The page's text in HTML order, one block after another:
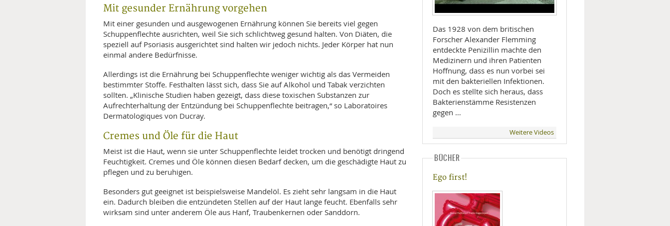
Mit gesunder Ernährung vorgehen
Mit einer gesunden und ausgewogenen Ernährung können Sie bereits viel gegen
Schuppenflechte ausrichten, weil Sie sich schlichtweg gesund halten. Von Diäten, die
speziell auf Psoriasis ausgerichtet sind halten wir jedoch nichts. Jeder Körper hat nun
einmal andere Bedürfnisse.
Allerdings ist die Ernährung bei Schuppenflechte weniger wichtig als das Vermeiden
bestimmter Stoffe. Festhalten lässt sich, dass Sie auf Alkohol und Tabak verzichten
sollten. „Klinische Studien haben gezeigt, dass diese toxischen Substanzen zur
Aufrechterhaltung der Entzündung bei Schuppenflechte beitragen,“ so Laboratoires
Dermatologiques von Ducray.
Cremes und Öle für die Haut
Meist ist die Haut, wenn sie unter Schuppenflechte leidet trocken und benötigt dringend
Feuchtigkeit. Cremes und Öle können diesen Bedarf decken, um die geschädigte Haut zu
pflegen und zu beruhigen.
Besonders gut geeignet ist beispielsweise Mandelöl. Es zieht sehr langsam in die Haut
ein. Dadurch bleiben die entzündeten Stellen auf der Haut lange feucht. Ebenfalls sehr
wirksam sind unter anderem Öle aus Hanf, Traubenkernen oder Sanddorn.
Das 1928 von dem britischen
Forscher Alexander Flemming
entdeckte Penizillin machte den
Medizinern und ihren Patienten
Hoffnung, dass es nun vorbei sei
mit den bakteriellen Infektionen.
Doch es stellte sich heraus, dass
Bakterienstämme Resistenzen
gegen …
Weitere Videos
BÜCHER
Ego first!